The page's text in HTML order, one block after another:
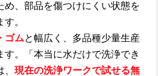
め、部品を傷つけにくい状態を
。
ゴムと幅広く、多品種少量生産
。「本当に水だけで洗浄でき
現在の洗浄ワークで試せる無